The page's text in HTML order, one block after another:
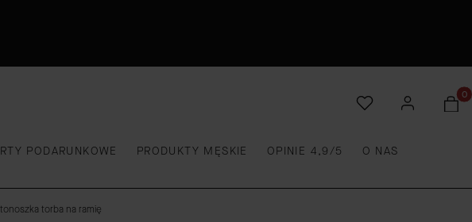
PODARUNKOWE PRODUKTY MĘSKIE OPINIE 4,9/5 O NAS
torba na ramię